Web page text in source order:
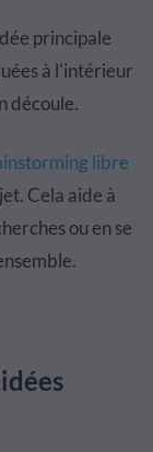
principale
à l'intérieur
découle.
libre
Cela aide à
ou en se